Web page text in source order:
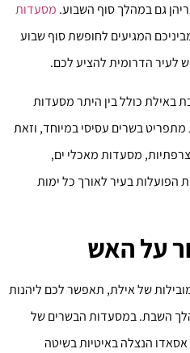
גם במהלך סוף השבוע. מסעדות
המגיעים לחופשת סוף שבוע
לעיר הדרומית להציע לכם.
באילת כולל בין היתר מסעדות
מתפריט בשרים עסיסי במיוחד, וזאת
מסעדות מאכלי ים,
הפועלות בעיר לאורך כל ימות
על האש
של אילת, תאפשר לכם ליהנות
השבת. במסעדות הבשרים של
אסאדו הנצלה באיטיות בשיטה